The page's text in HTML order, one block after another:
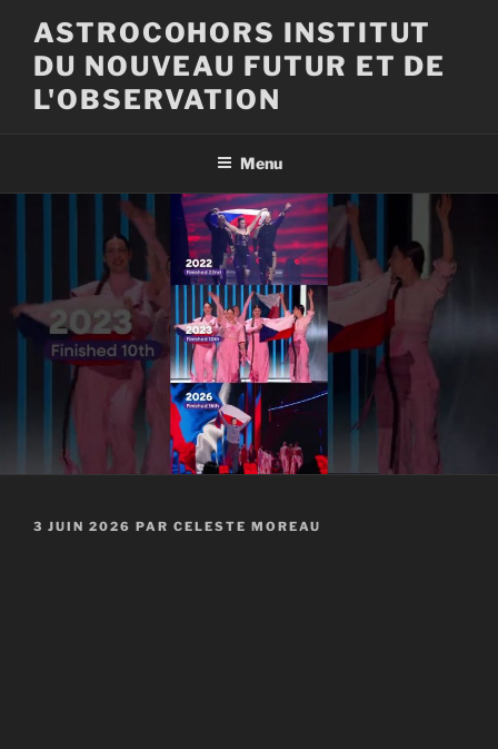
contenu
principal
ASTROCOHORS INSTITUT
DU NOUVEAU FUTUR ET DE
L'OBSERVATION
Menu
PUBLIÉ
3 JUIN 2026 PAR CELESTE MOREAU